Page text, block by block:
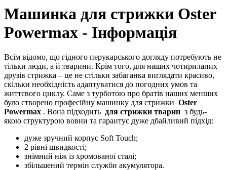
Машинка для стрижки Oster
Powermax - Інформація
Всім відомо, що гідного перукарського догляду потребують не
тільки люди, а й тварини. Крім того, для наших чотирилапих
друзів стрижка – це не стільки забаганка виглядати красиво,
скільки необхідність адаптуватися до погодних умов та
життєвого циклу. Саме з турботою про братів наших менших
було створено професійну машинку для стрижки Oster
Powermax . Вона підходить для стрижки тварин з будь-
якою структурою вовни та гарантує дуже дбайливий підхід:
дуже зручний корпус Soft Touch;
2 рівні швидкості;
знімний ніж із хромованої сталі;
збільшений термін служби акумулятора.